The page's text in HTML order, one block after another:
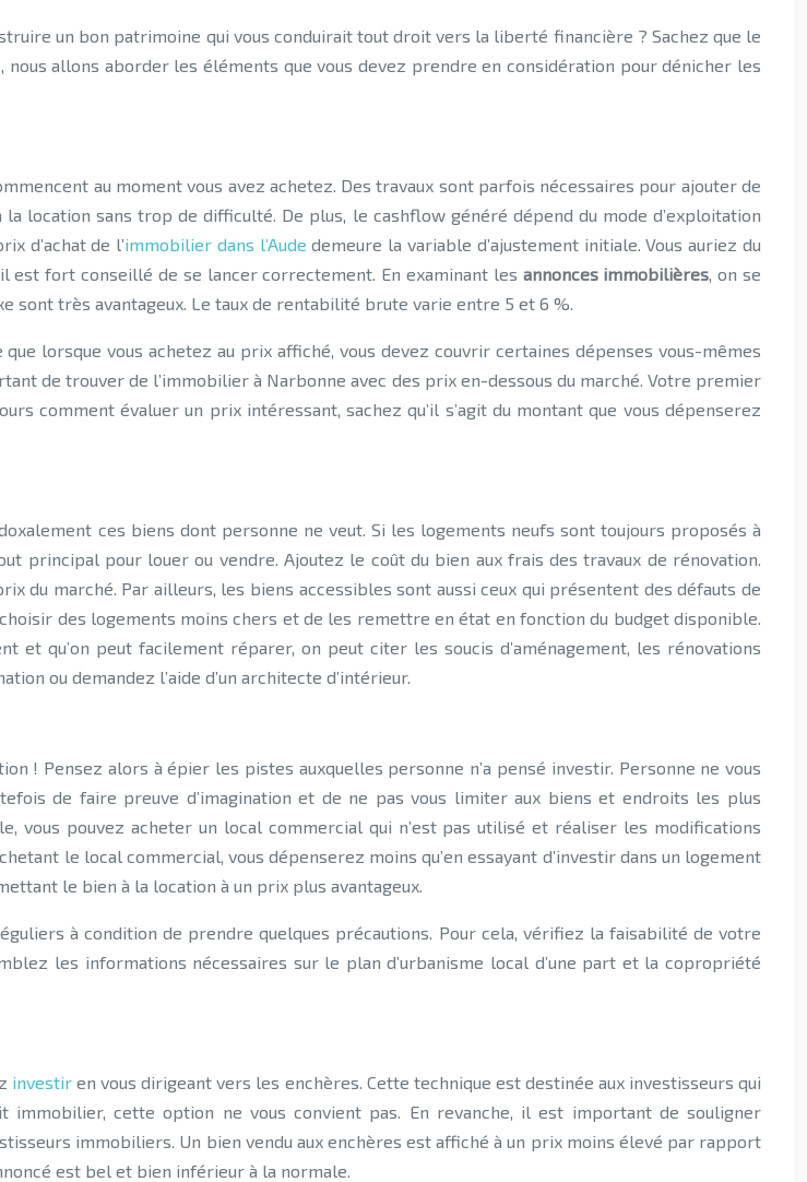
allons aborder les éléments que vous devez prendre en considération pour dénicher les
au moment vous avez achetez. Des travaux sont parfois nécessaires pour ajouter de
location sans trop de difficulté. De plus, le cashflow généré dépend du mode d’exploitation
d’achat de l’immobilier dans l’Aude demeure la variable d’ajustement initiale. Vous auriez du
est fort conseillé de se lancer correctement. En examinant les annonces immobilières, on se
sont très avantageux. Le taux de rentabilité brute varie entre 5 et 6 %.
lorsque vous achetez au prix affiché, vous devez couvrir certaines dépenses vous-mêmes
de trouver de l’immobilier à Narbonne avec des prix en-dessous du marché. Votre premier
comment évaluer un prix intéressant, sachez qu’il s’agit du montant que vous dépenserez
ces biens dont personne ne veut. Si les logements neufs sont toujours proposés à
principal pour louer ou vendre. Ajoutez le coût du bien aux frais des travaux de rénovation.
du marché. Par ailleurs, les biens accessibles sont aussi ceux qui présentent des défauts de
des logements moins chers et de les remettre en état en fonction du budget disponible.
qu’on peut facilement réparer, on peut citer les soucis d’aménagement, les rénovations
ou demandez l’aide d’un architecte d’intérieur.
! Pensez alors à épier les pistes auxquelles personne n’a pensé investir. Personne ne vous
de faire preuve d’imagination et de ne pas vous limiter aux biens et endroits les plus
vous pouvez acheter un local commercial qui n’est pas utilisé et réaliser les modifications
le local commercial, vous dépenserez moins qu’en essayant d’investir dans un logement
le bien à la location à un prix plus avantageux.
à condition de prendre quelques précautions. Pour cela, vérifiez la faisabilité de votre
les informations nécessaires sur le plan d’urbanisme local d’une part et la copropriété
investir en vous dirigeant vers les enchères. Cette technique est destinée aux investisseurs qui
immobilier, cette option ne vous convient pas. En revanche, il est important de souligner
immobiliers. Un bien vendu aux enchères est affiché à un prix moins élevé par rapport
est bel et bien inférieur à la normale.